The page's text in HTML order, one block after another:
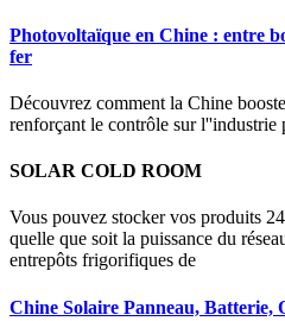
Photovoltaïque en Chine : entre
fer
Découvrez comment la Chine
renforçant le contrôle sur l''industrie
SOLAR COLD ROOM
Vous pouvez stocker vos produits
quelle que soit la puissance du
entrepôts frigorifiques de
Chine Solaire Panneau, Batterie,